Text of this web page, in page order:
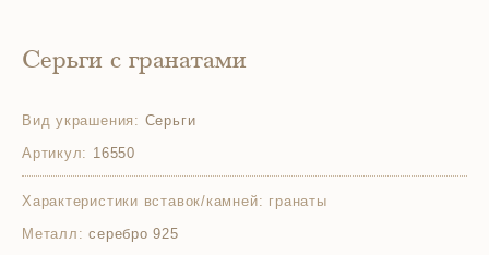
Серьги с гранатами
Вид украшения: Серьги
Артикул: 16550
Характеристики вставок/камней: гранаты
Металл: серебро 925